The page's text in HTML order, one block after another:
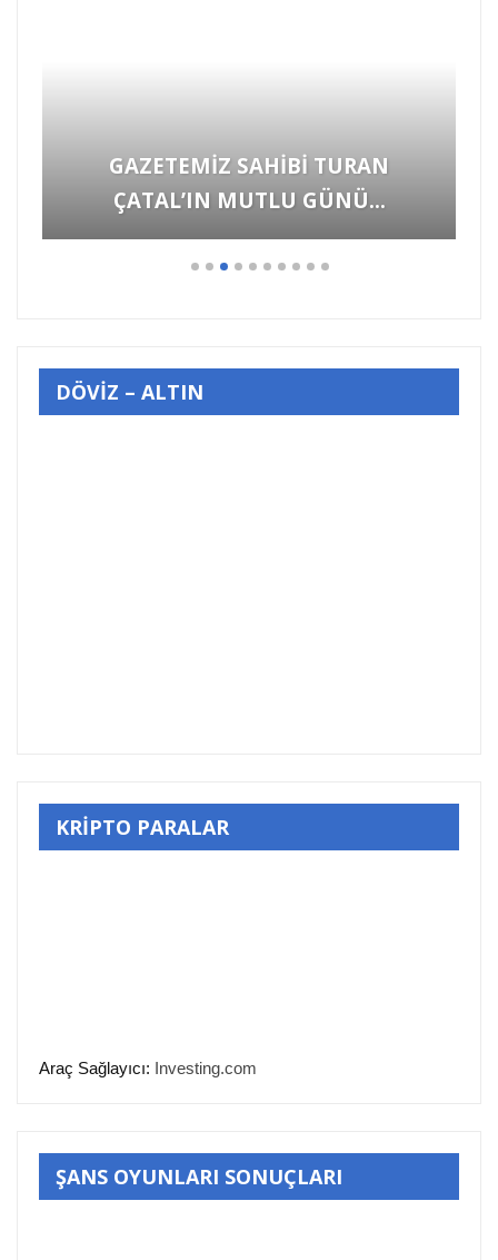
GAZETEMİZ SAHİBİ TURAN
ÇATAL’IN MUTLU GÜNÜ…
DÖVİZ – ALTIN
KRİPTO PARALAR
Araç Sağlayıcı: Investing.com
ŞANS OYUNLARI SONUÇLARI